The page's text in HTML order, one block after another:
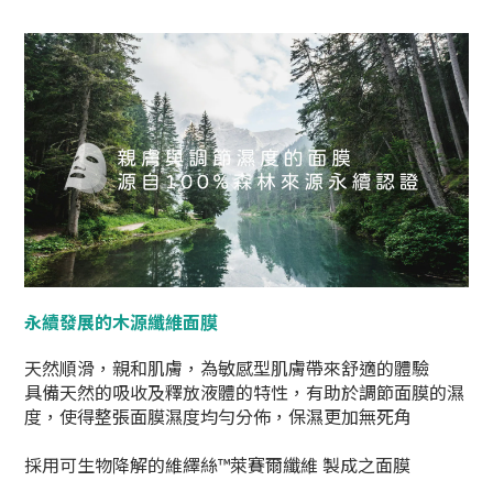
永續發展的木源纖維面膜
天然順滑，親和肌膚，為敏感型肌膚帶來舒適的體驗
具備天然的吸收及釋放液體的特性，有助於調節面膜的濕
度，使得整張面膜濕度均勻分佈，保濕更加無死角
採用可生物降解的維繹絲™萊賽爾纖維 製成之面膜